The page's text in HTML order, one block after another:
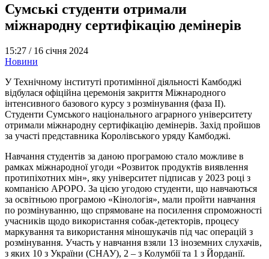
Сумські студенти отримали
міжнародну сертифікацію демінерів
15:27 / 16 січня 2024
Новини
У Технічному інституті протимінної діяльності Камбоджі
відбулася офіційна церемонія закриття Міжнародного
інтенсивного базового курсу з розмінування (фаза II).
Студенти Сумського національного аграрного університету
отримали міжнародну сертифікацію демінерів. Захід пройшов
за участі представника Королівського уряду Камбоджі.
Навчання студентів за даною програмою стало можливе в
рамках міжнародної угоди «Розвиток продуктів виявлення
протипіхотних мін», яку університет підписав у 2023 році з
компанією APOPO. За цією угодою студенти, що навчаються
за освітньою програмою «Кінологія», мали пройти навчання
по розмінуванню, що спрямоване на посилення спроможності
учасників щодо використання собак-детекторів, процесу
маркування та використання міношукачів під час операцій з
розмінування. Участь у навчання взяли 13 іноземних слухачів,
з яких 10 з України (СНАУ), 2 – з Колумбії та 1 з Йорданії.